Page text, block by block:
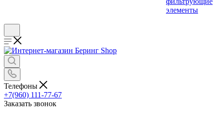
элементы
Телефоны
+7(960) 111-77-67
Заказать звонок